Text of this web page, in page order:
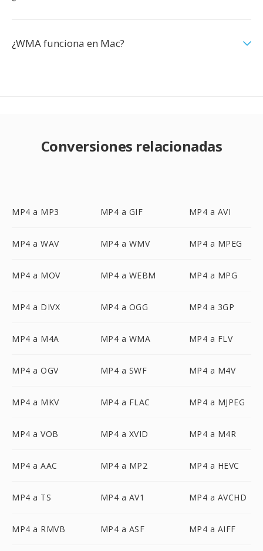
¿WMA funciona en Mac?
Conversiones relacionadas
MP4 a MP3 MP4 a GIF MP4 a AVI
MP4 a WAV MP4 a WMV MP4 a MPEG
MP4 a MOV MP4 a WEBM MP4 a MPG
MP4 a DIVX MP4 a OGG MP4 a 3GP
MP4 a M4A MP4 a WMA MP4 a FLV
MP4 a OGV MP4 a SWF MP4 a M4V
MP4 a MKV MP4 a FLAC MP4 a MJPEG
MP4 a VOB MP4 a XVID MP4 a M4R
MP4 a AAC MP4 a MP2 MP4 a HEVC
MP4 a TS MP4 a AV1 MP4 a AVCHD
MP4 a RMVB MP4 a ASF MP4 a AIFF